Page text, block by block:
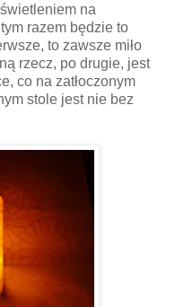
na
razem będzie to
to zawsze miło
rzecz, po drugie, jest
co na zatłoczonym
stole jest nie bez